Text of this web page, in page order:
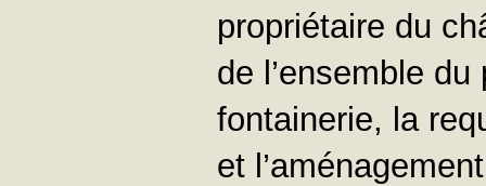
propriétaire du
de l’ensemble
fontainerie, la
et